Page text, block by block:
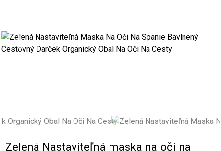
Previous
Zelená Nastaviteľná maska na oči na